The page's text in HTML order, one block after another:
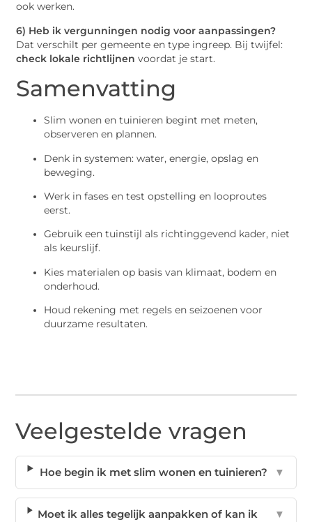
ook werken.
6) Heb ik vergunningen nodig voor aanpassingen?
Dat verschilt per gemeente en type ingreep. Bij twijfel:
check lokale richtlijnen voordat je start.
Samenvatting
Slim wonen en tuinieren begint met meten,
observeren en plannen.
Denk in systemen: water, energie, opslag en
beweging.
Werk in fases en test opstelling en looproutes
eerst.
Gebruik een tuinstijl als richtinggevend kader, niet
als keurslijf.
Kies materialen op basis van klimaat, bodem en
onderhoud.
Houd rekening met regels en seizoenen voor
duurzame resultaten.
Veelgestelde vragen
Hoe begin ik met slim wonen en tuinieren? ▼
Moet ik alles tegelijk aanpakken of kan ik
▼